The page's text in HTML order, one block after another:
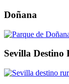
Doñana
Sevilla Destino